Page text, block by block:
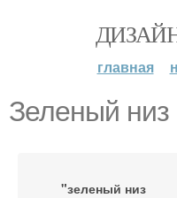
главная
Зеленый низ
"зеленый низ